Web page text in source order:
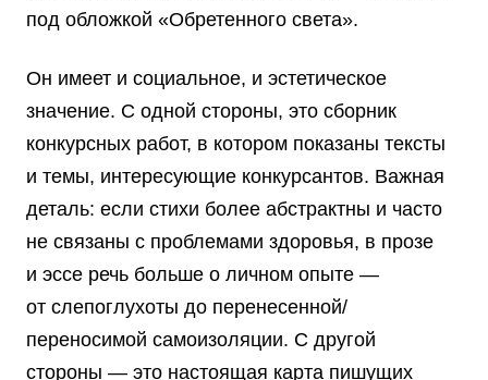
под обложкой «Обретенного света».
Он имеет и социальное, и эстетическое
значение. С одной стороны, это сборник
конкурсных работ, в котором показаны тексты
и темы, интересующие конкурсантов. Важная
деталь: если стихи более абстрактны и часто
не связаны с проблемами здоровья, в прозе
и эссе речь больше о личном опыте —
от слепоглухоты до перенесенной/
переносимой самоизоляции. С другой
стороны — это настоящая карта пишущих